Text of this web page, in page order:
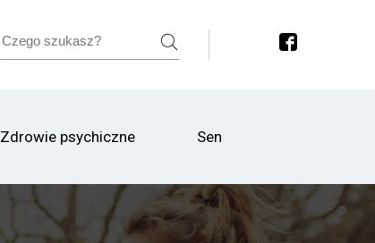
Zdrowie psychiczne Sen